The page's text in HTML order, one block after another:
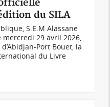
du SILA
S.E.M Alassane
mercredi 29 avril 2026,
Port Bouet, la
du Livre